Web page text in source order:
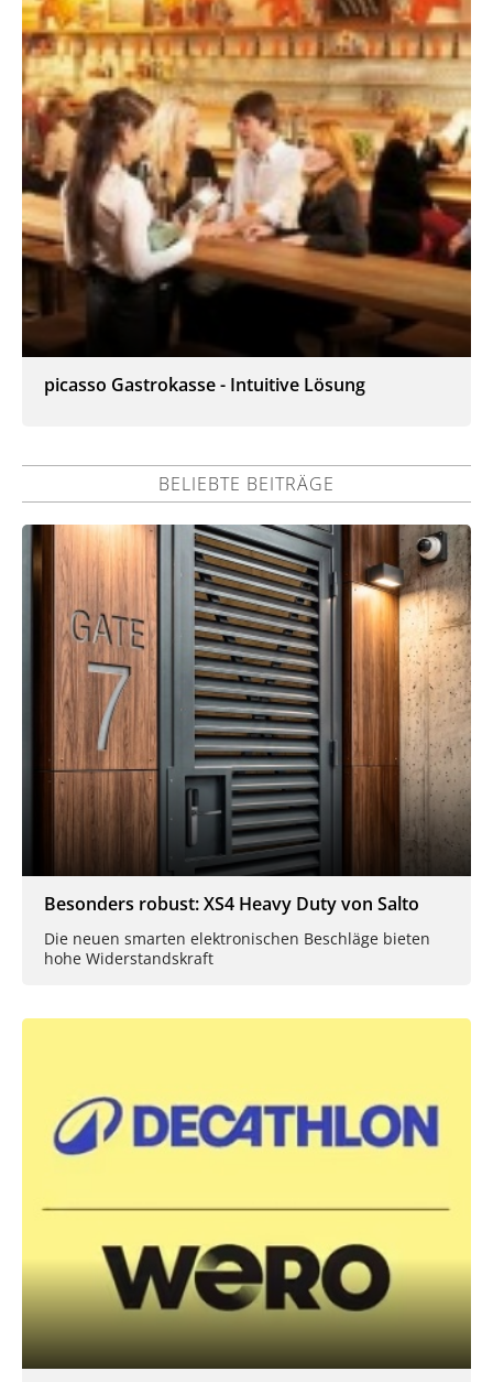
picasso Gastrokasse - Intuitive Lösung
BELIEBTE BEITRÄGE
Besonders robust: XS4 Heavy Duty von Salto
Die neuen smarten elektronischen Beschläge bieten
hohe Widerstandskraft